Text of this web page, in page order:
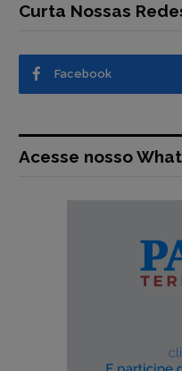
Curta Nossas
Facebook
Acesse nosso